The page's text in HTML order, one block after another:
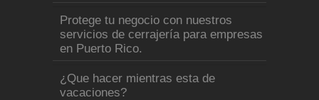
Protege tu negocio con nuestros
servicios de cerrajería para empresas
en Puerto Rico.
¿Que hacer mientras esta de
vacaciones?